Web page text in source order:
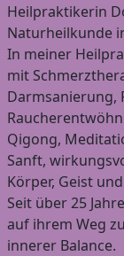
Heilpraktikerin
Naturheilkunde
In meiner
mit
Darmsanierung,
Qigong,
Sanft,
Körper, Geist
Seit über 25
auf ihrem Weg
innerer Balance.